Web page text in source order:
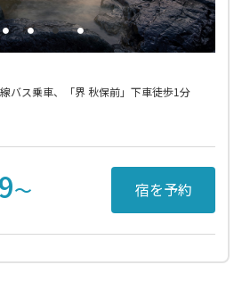
バス乗車、「界 秋保前」下車徒歩1分
〜 宿を予約